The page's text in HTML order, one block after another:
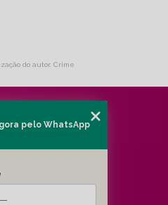
do autor. Crime
pelo WhatsApp